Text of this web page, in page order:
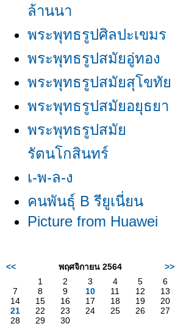
ล้านนา
พระพุทธรูปศิลปะเขมร
พระพุทธรูปสมัยอู่ทอง
พระพุทธรูปสมัยสุโขทั
พระพุทธรูปสมัยอยุธยา
พระพุทธรูปสมั
รัตนโกสินทร์
เ-พ-ล-ง
คนพันธุ์ B รียูเนี่ยน
Picture from Huawei
<< พฤศจิกายน 2564
>>
1
2 3 4 5
6
7
8 9 10 11 12
13
14
15 16 17 18 19
20
21
22 23 24 25 26
27
28
29 30